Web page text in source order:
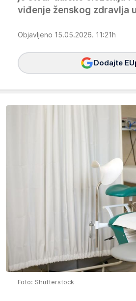
viđenje ženskog zdravlja
Objavljeno 15.05.2026. 11:21h
Dodajte
Foto: Shutterstock